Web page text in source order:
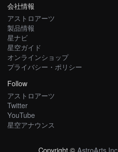
会社情報
アストロアーツ
製品情報
星ナビ
星空ガイド
オンラインショップ
プライバシー・ポリシー
Follow
アストロアーツ
Twitter
YouTube
星空アナウンス
Copyright © AstroArts Inc